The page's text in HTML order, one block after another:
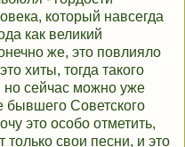
который навсегда
как великий
же, это повлияло
хиты, тогда такого
но сейчас можно уже
бывшего Советского
это особо отметить,
только свои песни, и это